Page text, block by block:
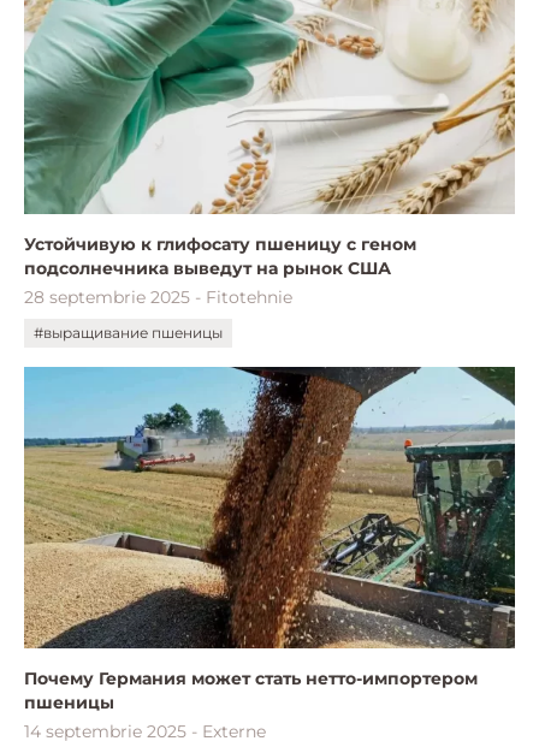
Устойчивую к глифосату пшеницу с геном
подсолнечника выведут на рынок США
28 septembrie 2025 - Fitotehnie
#выращивание пшеницы
Почему Германия может стать нетто-импортером
пшеницы
14 septembrie 2025 - Externe